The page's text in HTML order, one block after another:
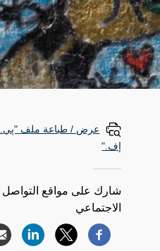
عرض / طباعة ملف "پي.
إف."
شارك على مواقع التواصل
الاجتماعي